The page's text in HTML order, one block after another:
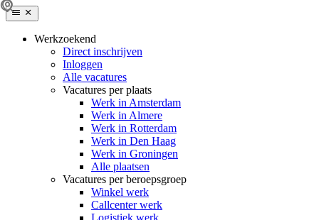
Werkzoekend
Direct inschrijven
Inloggen
Alle vacatures
Vacatures per plaats
Werk in Amsterdam
Werk in Almere
Werk in Rotterdam
Werk in Den Haag
Werk in Groningen
Alle plaatsen
Vacatures per beroepsgroep
Winkel werk
Callcenter werk
Logistiek werk